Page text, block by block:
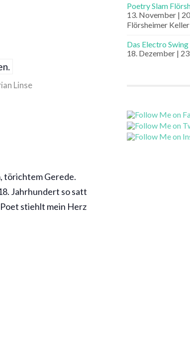
Linse
törichtem Gerede.
Jahrhundert so satt
Poet stiehlt mein Herz
Poetry Slam
13. November |
Flörsheimer Keller
Das Electro
18. Dezember |